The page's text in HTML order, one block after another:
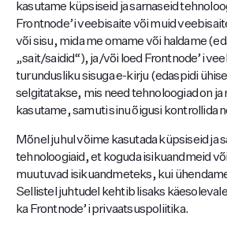
kasutame küpsiseid ja sarnaseid
Frontnode’i veebisaite või muid
või sisu, mida me omame või haldame
„sait/saidid“), ja/või loed Frontnode’i
turundusliku sisuga e-kirju (edaspidi
selgitatakse, mis need tehnoloogiad on ja
kasutame, samuti sinu õigusi kontrollida
Mõnel juhul võime kasutada küpsiseid ja
tehnoloogiaid, et koguda isikuandmeid
muutuvad isikuandmeteks, kui
Sellistel juhtudel kehtib lisaks
ka Frontnode’i privaatsuspoliitika.